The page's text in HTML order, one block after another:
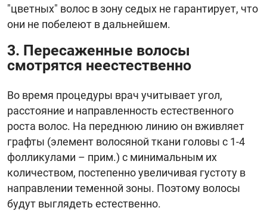
"цветных" волос в зону седых не гарантирует, что
они не побелеют в дальнейшем.
3. Пересаженные волосы
смотрятся неестественно
Во время процедуры врач учитывает угол,
расстояние и направленность естественного
роста волос. На переднюю линию он вживляет
графты (элемент волосяной ткани головы с 1-4
фолликулами – прим.) с минимальным их
количеством, постепенно увеличивая густоту в
направлении теменной зоны. Поэтому волосы
будут выглядеть естественно.